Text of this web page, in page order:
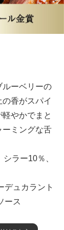
ルーベリーの
香がスパイ
やかでまと
ーミングな舌
ラー10％、
ュカラント
ース